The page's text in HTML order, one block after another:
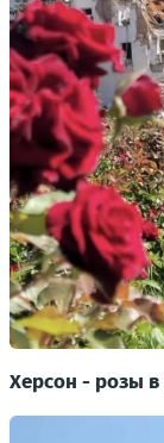
Херсон - розы в